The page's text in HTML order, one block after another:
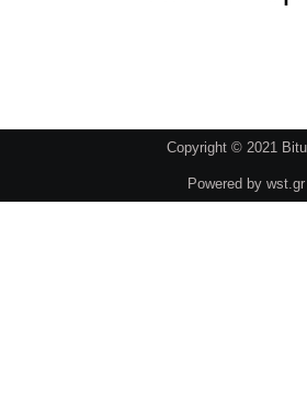
Copyright © 2021
Powered by wst.gr